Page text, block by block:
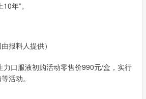
年”。
报料人提供）
口服液初购活动零售价990元/盒，实行
活动。